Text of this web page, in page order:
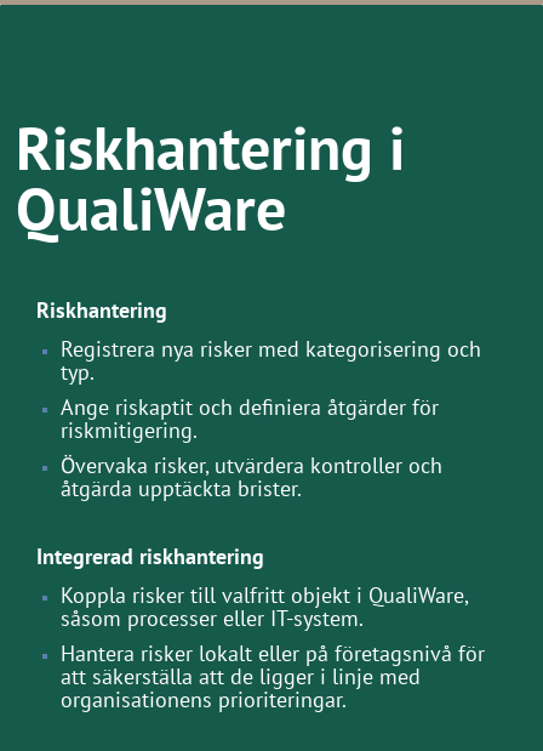
Riskhantering i
QualiWare
Riskhantering
Registrera nya risker med kategorisering och
typ.
Ange riskaptit och definiera åtgärder för
riskmitigering.
Övervaka risker, utvärdera kontroller och
åtgärda upptäckta brister.
Integrerad riskhantering
Koppla risker till valfritt objekt i QualiWare,
såsom processer eller IT-system.
Hantera risker lokalt eller på företagsnivå för
att säkerställa att de ligger i linje med
organisationens prioriteringar.